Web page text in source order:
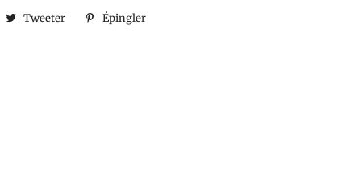
PartagerTweeter
TweeterÉpingler